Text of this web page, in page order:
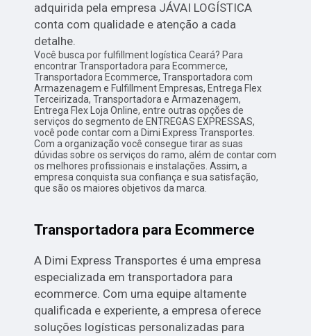
adquirida pela empresa JÁVAI LOGÍSTICA
conta com qualidade e atenção a cada
detalhe.
Você busca por fulfillment logística Ceará? Para
encontrar Transportadora para Ecommerce,
Transportadora Ecommerce, Transportadora com
Armazenagem e Fulfillment Empresas, Entrega Flex
Terceirizada, Transportadora e Armazenagem,
Entrega Flex Loja Online, entre outras opções de
serviços do segmento de ENTREGAS EXPRESSAS,
você pode contar com a Dimi Express Transportes.
Com a organização você consegue tirar as suas
dúvidas sobre os serviços do ramo, além de contar com
os melhores profissionais e instalações. Assim, a
empresa conquista sua confiança e sua satisfação,
que são os maiores objetivos da marca.
Transportadora para Ecommerce
A Dimi Express Transportes é uma empresa
especializada em transportadora para
ecommerce. Com uma equipe altamente
qualificada e experiente, a empresa oferece
soluções logísticas personalizadas para